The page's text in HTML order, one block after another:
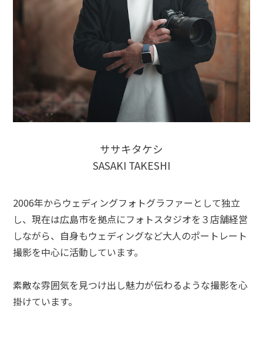
ササキタケシ
SASAKI TAKESHI
2006年からウェディングフォトグラファーとして独立
し、現在は広島市を拠点にフォトスタジオを３店舗経営
しながら、自身もウェディングなど大人のポートレート
撮影を中心に活動しています。
素敵な雰囲気を見つけ出し魅力が伝わるような撮影を心
掛けています。